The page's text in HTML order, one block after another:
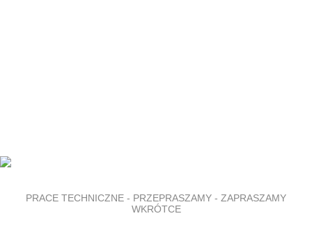
PRACE TECHNICZNE - PRZEPRASZAMY - ZAPRASZAMY
WKRÓTCE